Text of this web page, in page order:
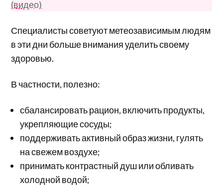
(видео)
Специалисты советуют метеозависимым людям
в эти дни больше внимания уделить своему
здоровью.
В частности, полезно:
сбалансировать рацион, включить продукты,
укрепляющие сосуды;
поддерживать активный образ жизни, гулять
на свежем воздухе;
принимать контрастный душ или обливать
холодной водой;